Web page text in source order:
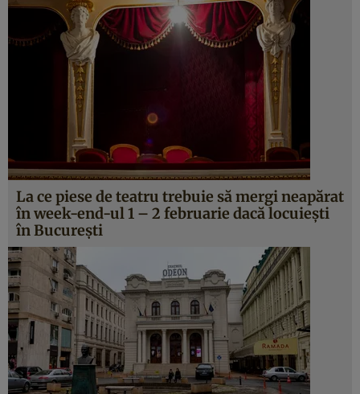
La ce piese de teatru trebuie să mergi neapărat
în week-end-ul 1 – 2 februarie dacă locuieşti
în Bucureşti